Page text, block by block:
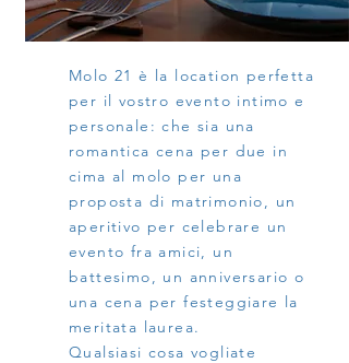
Molo 21 è la location perfetta
per il vostro evento intimo e
personale: che sia una
romantica cena per due in
cima al molo per una
proposta di matrimonio, un
aperitivo per celebrare un
evento fra amici, un
battesimo, un anniversario o
una cena per festeggiare la
meritata laurea.
Qualsiasi cosa vogliate